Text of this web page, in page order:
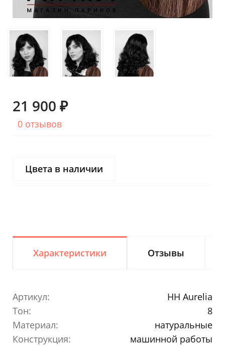
21 900 ₽
0 отзывов
Цвета в наличии
Характеристики Отзывы
Артикул:
HH Aurelia
Тон:
8
Материал:
натуральные
Конструкция:
машинной работы